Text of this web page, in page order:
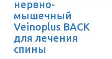
нервно-
мышечный
Veinoplus BACK
для лечения
спины